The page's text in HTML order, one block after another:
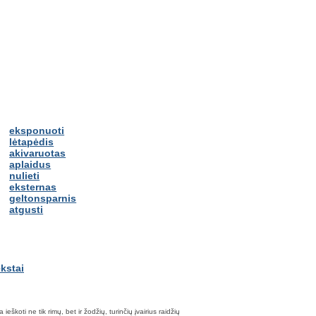
eksponuoti
lėtapėdis
akivaruotas
aplaidus
nulieti
eksternas
geltonsparnis
atgusti
ne tik rimų, bet ir žodžių, turinčių įvairius raidžių